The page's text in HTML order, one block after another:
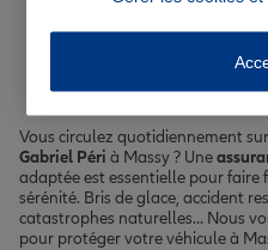
Votre
ou
Vous circulez quotidiennement
Gabriel Péri à Massy ? Une
adaptée est essentielle pour
sérénité. Bris de glace, accident
catastrophes naturelles… Nous
pour protéger votre véhicule à